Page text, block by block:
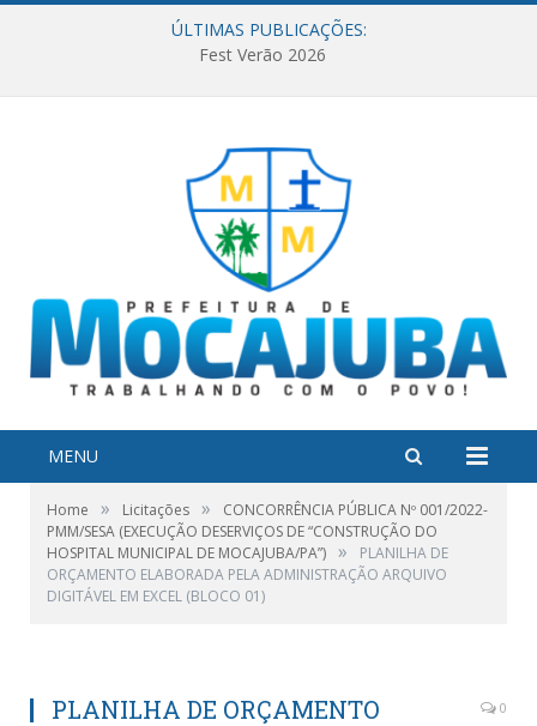
ÚLTIMAS PUBLICAÇÕES:
Fest Verão 2026
MENU
Home » Licitações »
CONCORRÊNCIA PÚBLICA Nº 001/2022-
PMM/SESA (EXECUÇÃO DESERVIÇOS DE “CONSTRUÇÃO DO
HOSPITAL MUNICIPAL DE MOCAJUBA/PA”) »
PLANILHA DE
ORÇAMENTO ELABORADA PELA ADMINISTRAÇÃO ARQUIVO
DIGITÁVEL EM EXCEL (BLOCO 01)
PLANILHA DE ORÇAMENTO
0